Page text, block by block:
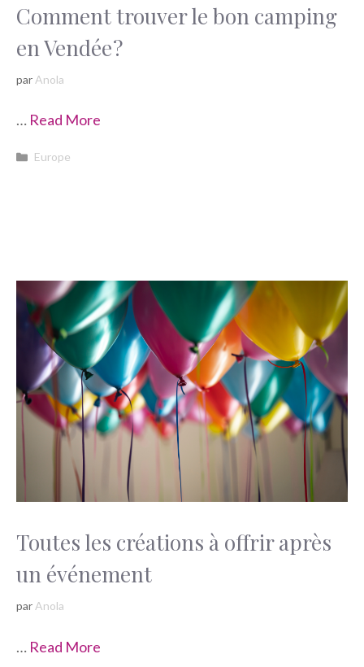
Comment trouver le bon camping
en Vendée ?
par Anola
… Read More
Catégories
Europe
Toutes les créations à offrir après
un événement
parAnola
… Read More